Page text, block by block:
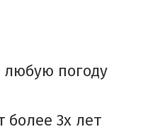
любую погоду
более 3х лет